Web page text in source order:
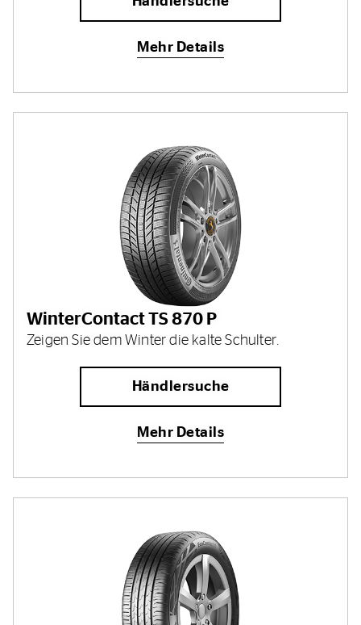
Mehr Details
WinterContact TS 870 P
Zeigen Sie dem Winter die kalte Schulter.
Händlersuche
Mehr Details